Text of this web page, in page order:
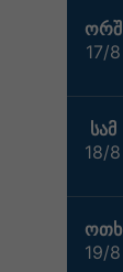
ᲝᲠᲨ
17/8
ᲡᲐᲛ
18/8
ᲝᲗᲮ
19/8